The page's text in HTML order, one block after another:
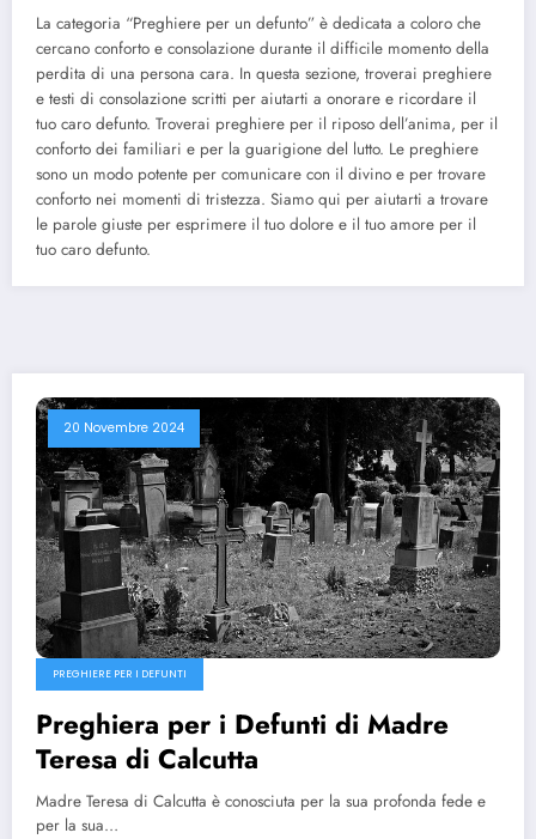
La categoria “Preghiere per un defunto” è dedicata a coloro che
cercano conforto e consolazione durante il difficile momento della
perdita di una persona cara. In questa sezione, troverai preghiere
e testi di consolazione scritti per aiutarti a onorare e ricordare il
tuo caro defunto. Troverai preghiere per il riposo dell’anima, per il
conforto dei familiari e per la guarigione del lutto. Le preghiere
sono un modo potente per comunicare con il divino e per trovare
conforto nei momenti di tristezza. Siamo qui per aiutarti a trovare
le parole giuste per esprimere il tuo dolore e il tuo amore per il
tuo caro defunto.
20 Novembre 2024
PREGHIERE PER I DEFUNTI
Preghiera per i Defunti di Madre
Teresa di Calcutta
Madre Teresa di Calcutta è conosciuta per la sua profonda fede e
per la sua…